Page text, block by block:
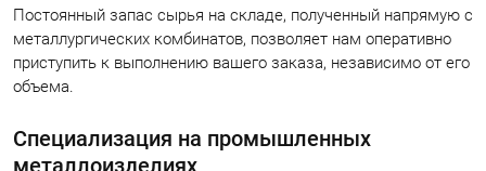
Постоянный запас сырья на складе, полученный напрямую с
металлургических комбинатов, позволяет нам оперативно
приступить к выполнению вашего заказа, независимо от его
объема.
Специализация на промышленных
металлоизделиях